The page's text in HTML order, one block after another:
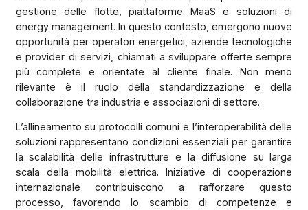
gestione delle flotte, piattaforme MaaS e soluzioni di
energy management. In questo contesto, emergono nuove
opportunità per operatori energetici, aziende tecnologiche
e provider di servizi, chiamati a sviluppare offerte sempre
più complete e orientate al cliente finale. Non meno
rilevante è il ruolo della standardizzazione e della
collaborazione tra industria e associazioni di settore.
L’allineamento su protocolli comuni e l’interoperabilità delle
soluzioni rappresentano condizioni essenziali per garantire
la scalabilità delle infrastrutture e la diffusione su larga
scala della mobilità elettrica. Iniziative di cooperazione
internazionale contribuiscono a rafforzare questo
processo, favorendo lo scambio di competenze e